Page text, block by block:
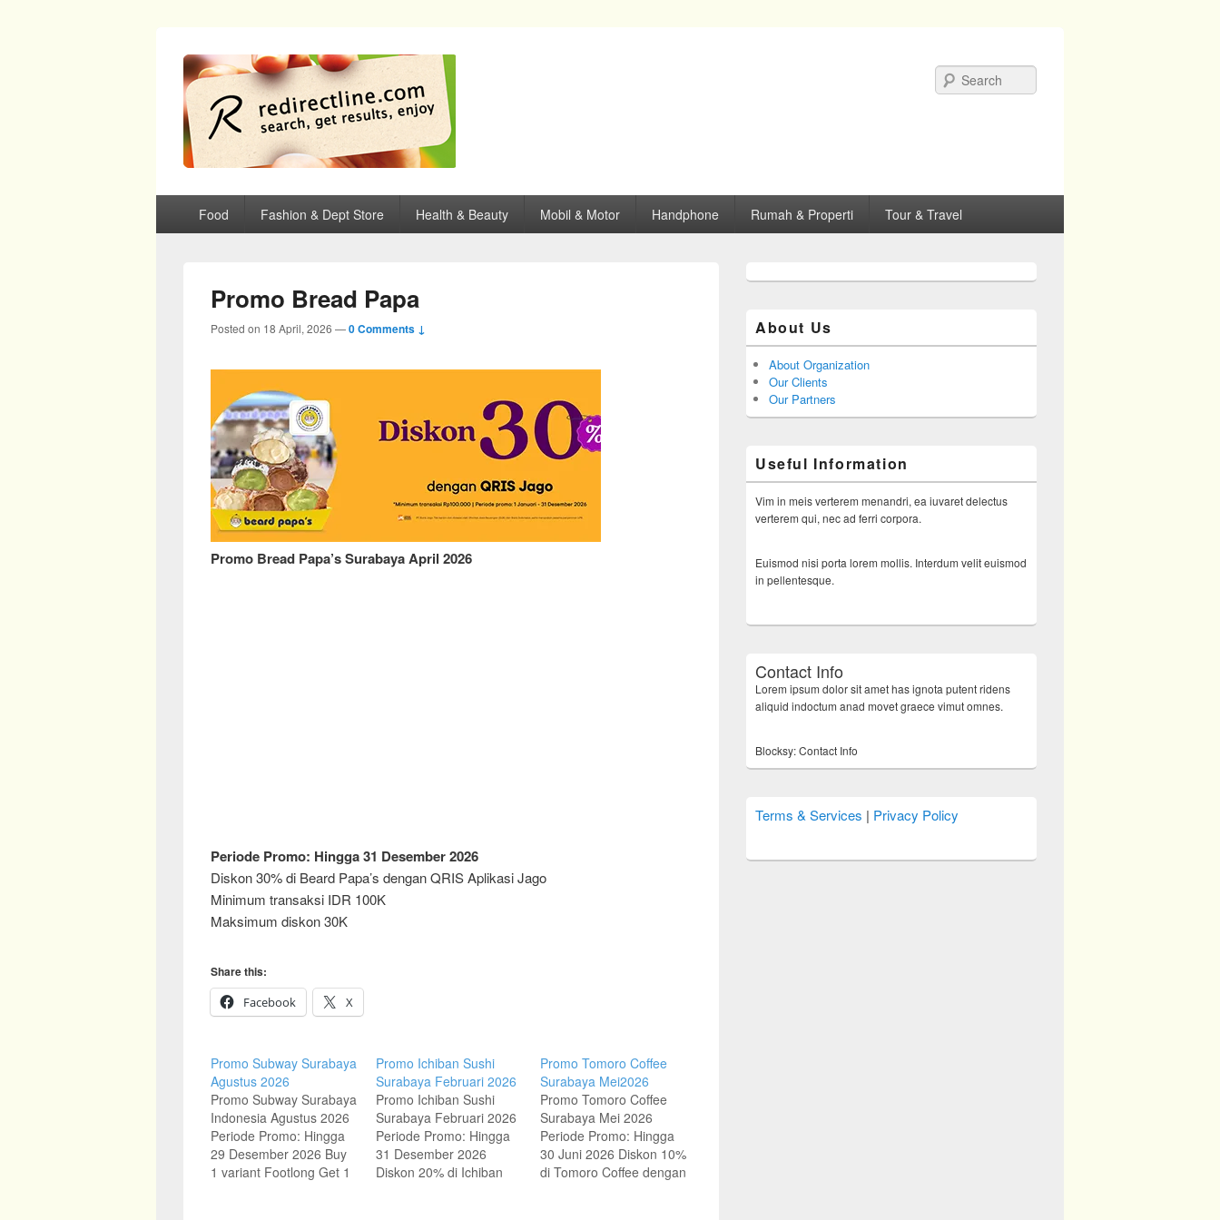
redirectline
Primary menu
Skip to primary content
Skip to secondary content
Food Fashion & Dept Store Health & Beauty Mobil & Motor Handphone Rumah & Properti Tour & Travel
Promo Bread Papa
Posted on 18 April, 2026 —0 Comments ↓
Promo Bread Papa’s Surabaya April 2026
Periode Promo: Hingga 31 Desember 2026
Diskon 30% di Beard Papa’s dengan QRIS Aplikasi Jago
Minimum transaksi IDR 100K
Maksimum diskon 30K
Share this:
Facebook
X
Promo Subway Surabaya
Agustus 2026
Promo Subway Surabaya
Indonesia Agustus 2026
Periode Promo: Hingga
29 Desember 2026 Buy
1 variant Footlong Get 1
Promo Ichiban Sushi
Surabaya Februari 2026
Promo Ichiban Sushi
Surabaya Februari 2026
Periode Promo: Hingga
31 Desember 2026
Diskon 20% di Ichiban
Promo Tomoro Coffee
Surabaya Mei2026
Promo Tomoro Coffee
Surabaya Mei 2026
Periode Promo: Hingga
30 Juni 2026 Diskon 10%
di Tomoro Coffee dengan
About Us
About Organization
Our Clients
Our Partners
Useful Information
Vim in meis verterem menandri, ea iuvaret delectus
verterem qui, nec ad ferri corpora.
Euismod nisi porta lorem mollis. Interdum velit euismod
in pellentesque.
Contact Info
Lorem ipsum dolor sit amet has ignota putent ridens
aliquid indoctum anad movet graece vimut omnes.
Blocksy: Contact Info
Terms & Services | Privacy Policy